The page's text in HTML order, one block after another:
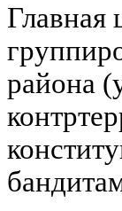
Главная
района